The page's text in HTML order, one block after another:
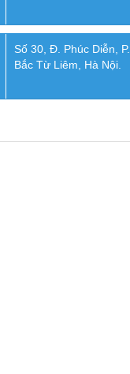
Số 30, Đ. Phúc Diễn,
Bắc Từ Liêm, Hà Nội.